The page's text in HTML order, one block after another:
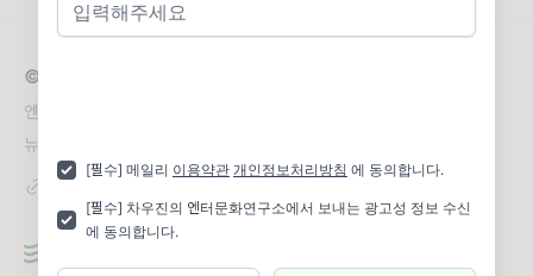
[필수] 메일리 이용약관 개인정보처리방침 에 동의합니다.
[필수] 차우진의 엔터문화연구소에서 보내는 광고성 정보 수신
에 동의합니다.
© 2026 차우진의 엔터문화연구소
엔터테인먼트와 모든 산업을 연결하는 부티크 연구소
뉴스레터 문의